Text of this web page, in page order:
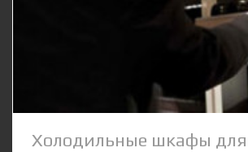
Холодильные шкафы для